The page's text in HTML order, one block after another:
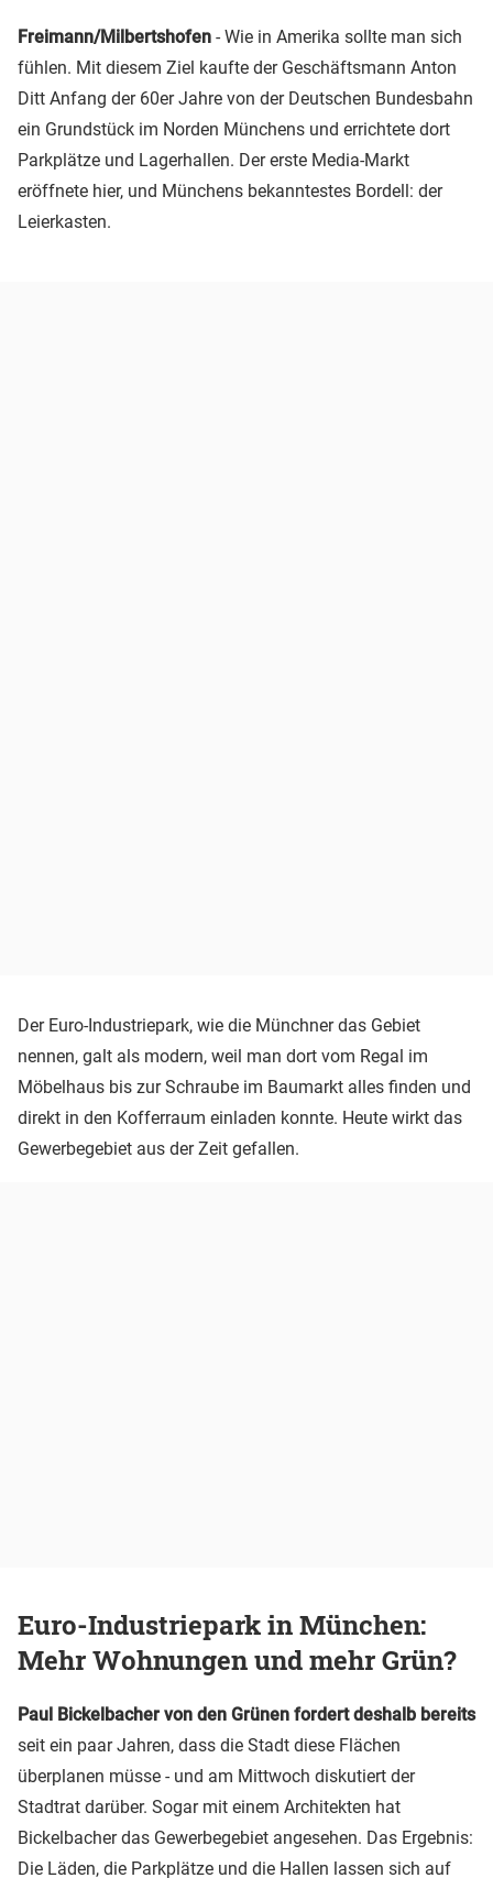
Freimann/Milbertshofen - Wie in Amerika sollte man sich
fühlen. Mit diesem Ziel kaufte der Geschäftsmann Anton
Ditt Anfang der 60er Jahre von der Deutschen Bundesbahn
ein Grundstück im Norden Münchens und errichtete dort
Parkplätze und Lagerhallen. Der erste Media-Markt
eröffnete hier, und Münchens bekanntestes Bordell: der
Leierkasten.
Der Euro-Industriepark, wie die Münchner das Gebiet
nennen, galt als modern, weil man dort vom Regal im
Möbelhaus bis zur Schraube im Baumarkt alles finden und
direkt in den Kofferraum einladen konnte. Heute wirkt das
Gewerbegebiet aus der Zeit gefallen.
Euro-Industriepark in München:
Mehr Wohnungen und mehr Grün?
Paul Bickelbacher von den Grünen fordert deshalb bereits
seit ein paar Jahren, dass die Stadt diese Flächen
überplanen müsse - und am Mittwoch diskutiert der
Stadtrat darüber. Sogar mit einem Architekten hat
Bickelbacher das Gewerbegebiet angesehen. Das Ergebnis:
Die Läden, die Parkplätze und die Hallen lassen sich auf